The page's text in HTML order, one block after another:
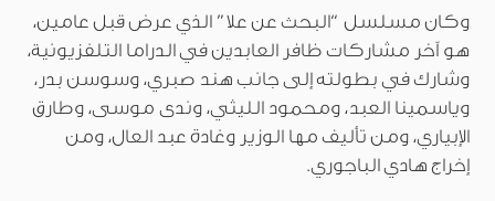
وكان مسلسل “البحث عن علا” الذي عرض قبل عامين،
هو آخر مشاركات ظافر العابدين في الدراما التلفزيونية،
وشارك في بطولته إلى جانب هند صبري، وسوسن بدر،
وياسمينا العبد، ومحمود الليثي، وندى موسى، وطارق
الإبياري، ومن تأليف مها الوزير وغادة عبد العال، ومن
إخراج هادي الباجوري.